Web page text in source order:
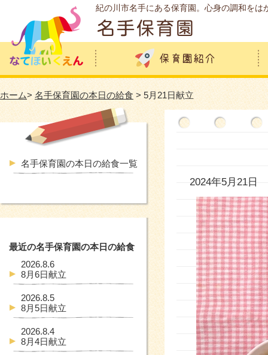
紀の川市名手にある保育園。心身の調和を
ホーム> 名手保育園の本日の給食 > 5月21日献立
2024年5月21日
名手保育園の本日の給食一覧
最近の名手保育園の本日の給食
2026.8.6
8月6日献立
2026.8.5
8月5日献立
2026.8.4
8月4日献立